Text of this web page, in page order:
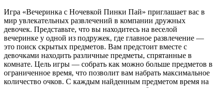
Игра «Вечеринка с Ночевкой Пинки Пай» приглашает вас в
мир увлекательных развлечений в компании дружных
девочек. Представьте, что вы находитесь на веселой
вечеринке у одной из подружек, где главное развлечение —
это поиск скрытых предметов. Вам предстоит вместе с
девочками находить различные предметы, спрятанные в
комнате. Цель игры — собрать как можно больше предметов в
ограниченное время, что позволит вам набрать максимальное
количество очков. С каждым найденным предметом время на